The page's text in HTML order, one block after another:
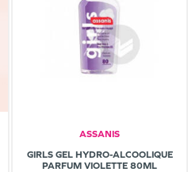
ASSANIS
GIRLS GEL HYDRO-ALCOOLIQUE
PARFUM VIOLETTE 80ML